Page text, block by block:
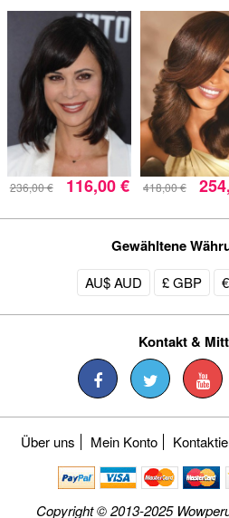
236,00 € 116,00 € 418,00 €
Gewähltene
AU$ AUD £ GBP
Kontakt &
Über uns Mein Konto
Copyright © 2013-2025